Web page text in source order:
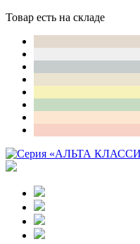
Товар есть на складе